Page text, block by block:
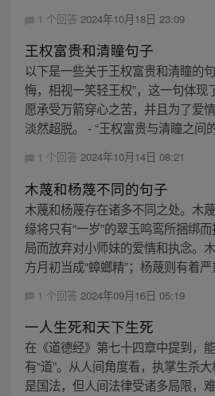
1 个回答 2024年10月18日 23:09
王权富贵和清瞳句子
以下是一些关于王权富贵和清瞳的
悔，相视一笑轻王权”，这一句体现
愿承受万箭穿心之苦，并且为了爱
淡然超脱。 - “王权富贵与清瞳之间
1 个回答 2024年10月14日 08:21
木蔑和杨蔑不同的句子
木蔑和杨蔑存在诸多不同之处。木
缘将只有“一岁”的翠玉鸣鸾所捆绑
局而放弃对小师妹的爱情和执念。
方月初当成“蟑螂精”；杨蔑则有着
1 个回答 2024年09月16日 05:19
一人生死和天下生死
在《道德经》第七十四章中提到，
有“道”。从人间角度看，执掌生杀
是国法，但人间法律受诸多局限，